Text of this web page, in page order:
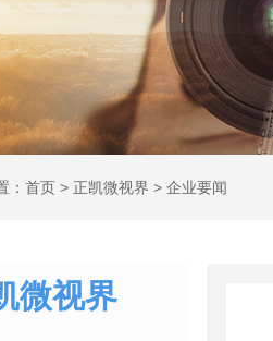
： 首页 > 正凯微视界 > 企业要闻
微视界